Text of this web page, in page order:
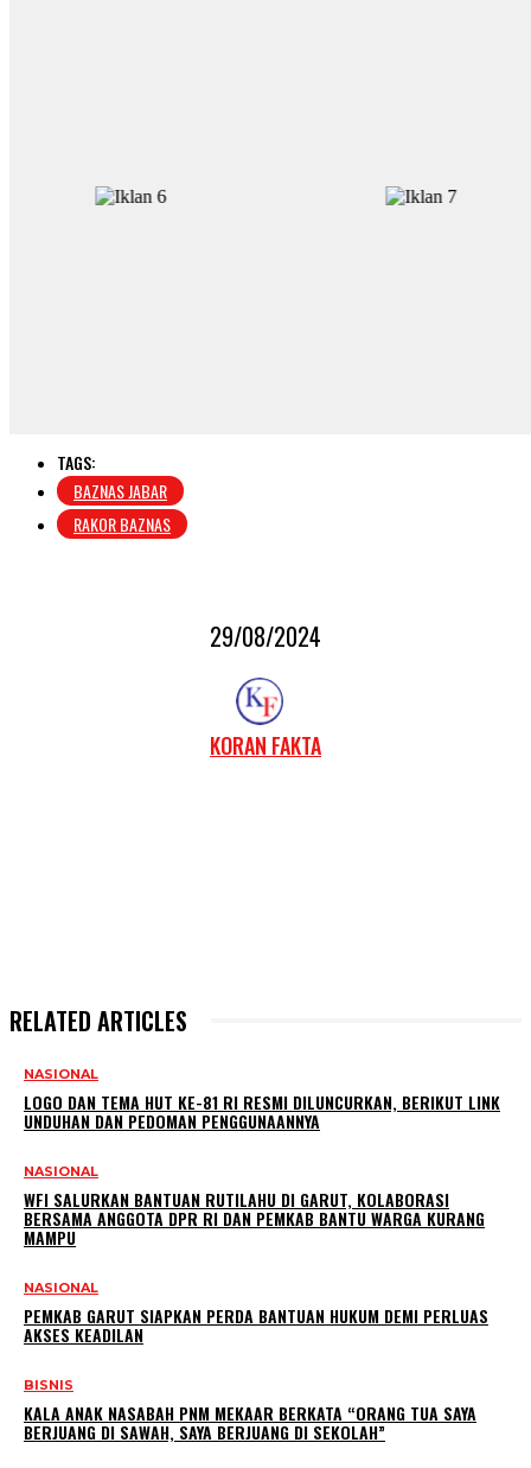
TAGS:
BAZNAS JABAR
RAKOR BAZNAS
29/08/2024
KORAN FAKTA
RELATED ARTICLES
NASIONAL
LOGO DAN TEMA HUT KE-81 RI RESMI DILUNCURKAN, BERIKUT LINK
UNDUHAN DAN PEDOMAN PENGGUNAANNYA
NASIONAL
WFI SALURKAN BANTUAN RUTILAHU DI GARUT, KOLABORASI
BERSAMA ANGGOTA DPR RI DAN PEMKAB BANTU WARGA KURANG
MAMPU
NASIONAL
PEMKAB GARUT SIAPKAN PERDA BANTUAN HUKUM DEMI PERLUAS
AKSES KEADILAN
BISNIS
KALA ANAK NASABAH PNM MEKAAR BERKATA “ORANG TUA SAYA
BERJUANG DI SAWAH, SAYA BERJUANG DI SEKOLAH”